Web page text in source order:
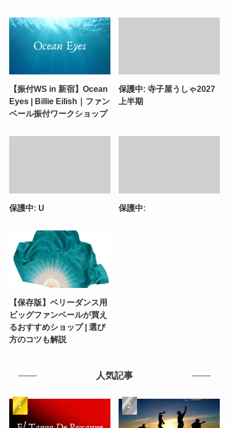
【振付WS in 新宿】Ocean
Eyes | Billie Eilish｜ファン
ベール振付ワークショップ
保護中: 寺子屋うしゃ2027
上半期
保護中: U 保護中:
【保存版】ベリーダンス用
ビッグファンベールが買え
るおすすめショップ | 選び
方のコツも解説
人気記事